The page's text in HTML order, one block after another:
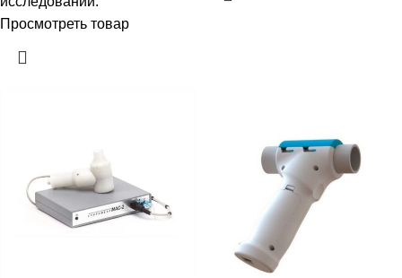
Просмотреть товар